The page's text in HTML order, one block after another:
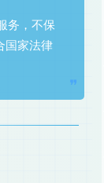
务，不保
国家法律